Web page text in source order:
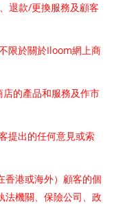
退款/更換服務及顧客
限於關於Iloom網上商
店的產品和服務及作市
提出的任何意見或索
香港或海外）顧客的個
法機關、保險公司、政